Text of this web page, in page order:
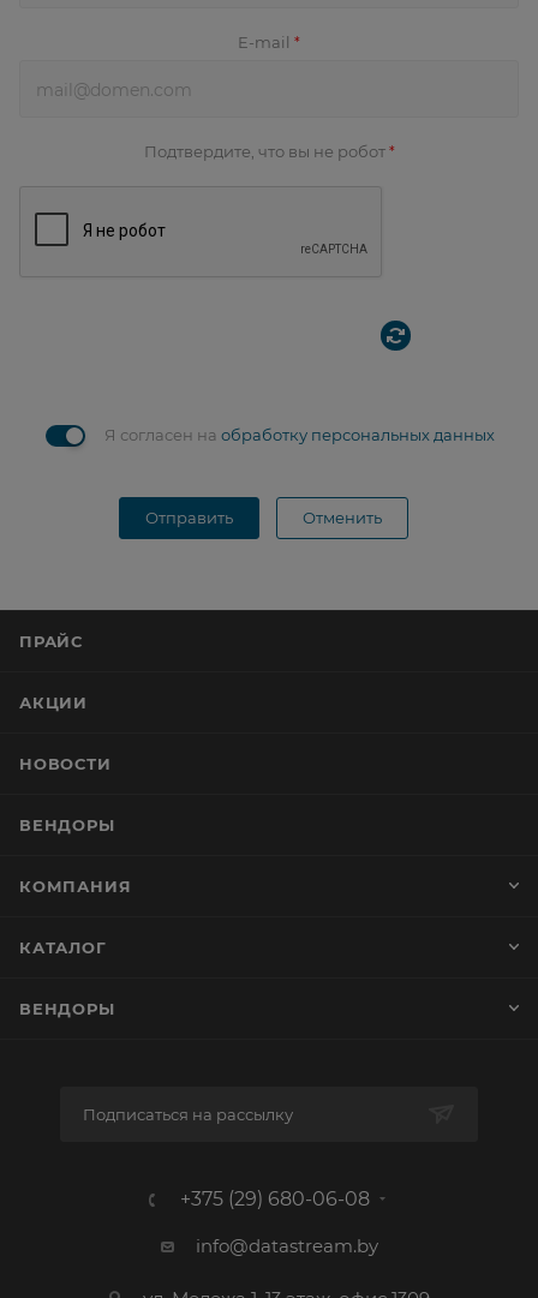
E-mail *
Подтвердите, что вы не робот *
Я согласен на обработку персональных данных
Отправить Отменить
ПРАЙС
АКЦИИ
НОВОСТИ
ВЕНДОРЫ
КОМПАНИЯ
КАТАЛОГ
ВЕНДОРЫ
Подписаться на рассылку
+375 (29) 680-06-08
info@datastream.by